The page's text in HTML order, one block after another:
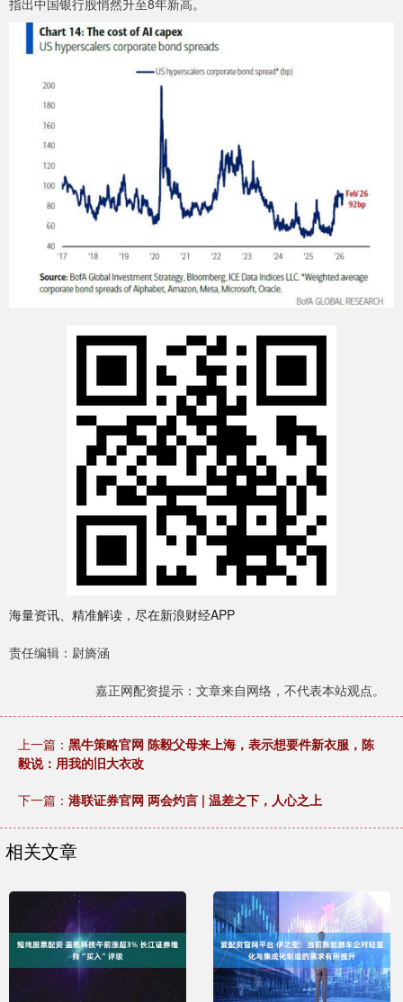
海量资讯、精准解读，尽在新浪财经APP
责任编辑：尉旖涵
嘉正网配资提示：文章来自网络，不代表本站观点。
上一篇： 黑牛策略官网 陈毅父母来上海，表示想要件新衣服，陈
毅说：用我的旧大衣改
下一篇： 港联证券官网 两会灼言 | 温差之下，人心之上
相关文章